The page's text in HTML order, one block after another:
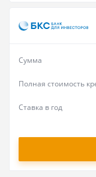
Сумма
Полная стоимость
Ставка в год